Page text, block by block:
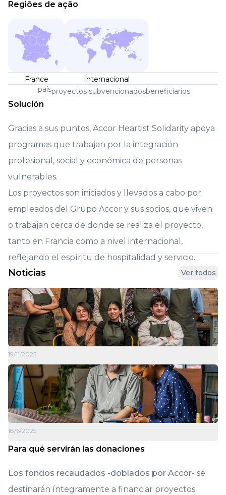
Regiões de ação
France
Internacional
paísproyectos subvencionadosbeneficiarios
Solución
Gracias a sus puntos, Accor Heartist Solidarity apoya
programas que trabajan por la integración
profesional, social y económica de personas
vulnerables.
Los proyectos son iniciados y llevados a cabo por
empleados del Grupo Accor y sus socios, que viven
o trabajan cerca de donde se realiza el proyecto,
tanto en Francia como a nivel internacional,
reflejando el espíritu de hospitalidad y servicio.
Noticias Ver todos
19/11/2025
18/6/2025
Para qué servirán las donaciones
Los fondos recaudados -doblados por Accor- se
destinarán íntegramente a financiar proyectos